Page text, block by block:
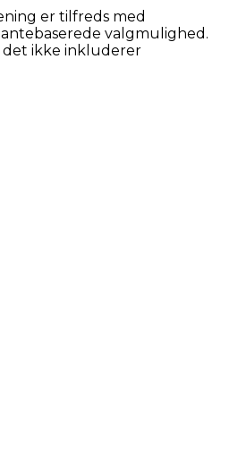
er tilfreds med
valgmulighed.
ikke inkluderer